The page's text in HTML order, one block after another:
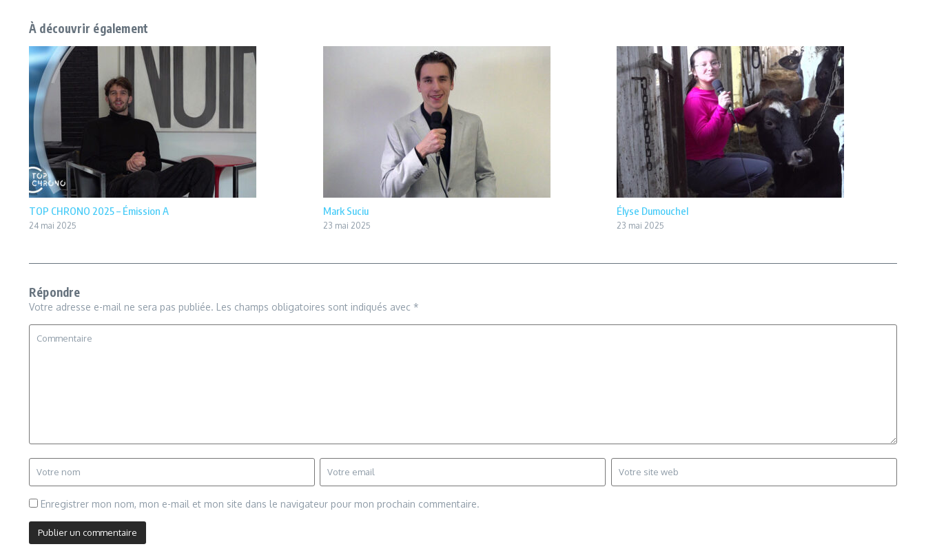
À découvrir également
TOP CHRONO 2025 – Émission A
24 mai 2025
Mark Suciu
23 mai 2025
Élyse Dumouchel
23 mai 2025
Répondre
Votre adresse e-mail ne sera pas publiée. Les champs obligatoires sont indiqués avec *
Enregistrer mon nom, mon e-mail et mon site dans le navigateur pour mon prochain commentaire.